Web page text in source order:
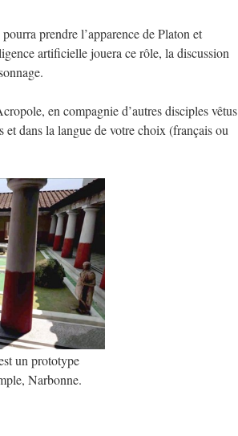
prendre l’apparence de Platon et
artificielle jouera ce rôle, la discussion
en compagnie d’autres disciples vêtus
dans la langue de votre choix (français ou
un prototype
Narbonne.